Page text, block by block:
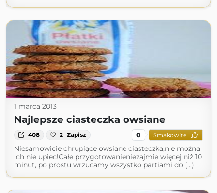
1 marca 2013
Najlepsze ciasteczka owsiane
408 2 Zapisz 0 Smakowite
Niesamowicie chrupiące owsiane ciasteczka,nie można
ich nie upiec!Całe przygotowanieniezajmie więcej niż 10
minut, po prostu wrzucamy wszystko partiami do (...)